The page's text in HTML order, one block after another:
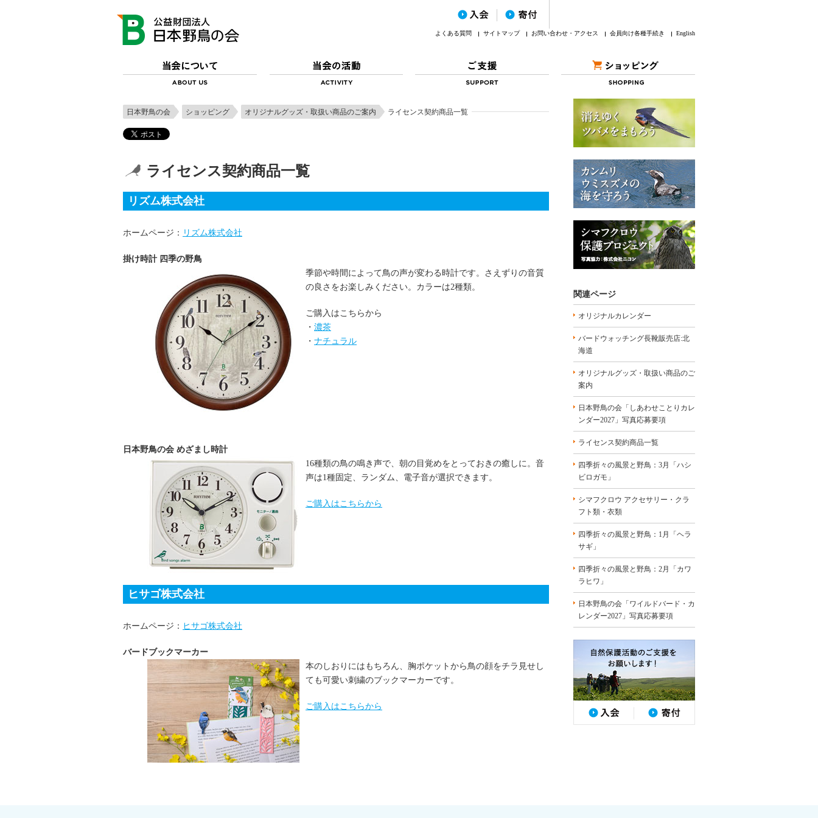
よくある質問 サイトマップ お問い合わせ・アクセス 会員向け各種手続き English
日本野鳥の会 ショッピング オリジナルグッズ・取扱い商品のご案内 ライセンス契約商品一覧
ライセンス契約商品一覧
リズム株式会社
ホームページ： リズム株式会社
掛け時計 四季の野鳥
季節や時間によって鳥の声が変わる時計です。さえずりの音質
の良さをお楽しみください。カラーは2種類。
ご購入はこちらから
・ 濃茶
・ ナチュラル
日本野鳥の会 めざまし時計
16種類の鳥の鳴き声で、朝の目覚めをとっておきの癒しに。音
声は1種固定、ランダム、電子音が選択できます。
ご購入はこちらから
ヒサゴ株式会社
ホームページ： ヒサゴ株式会社
バードブックマーカー
本のしおりにはもちろん、胸ポケットから鳥の顔をチラ見せし
ても可愛い刺繍のブックマーカーです。
ご購入はこちらから
関連ページ
オリジナルカレンダー
バードウォッチング長靴販売店:北
海道
オリジナルグッズ・取扱い商品のご
案内
日本野鳥の会「しあわせことりカレ
ンダー2027」写真応募要項
ライセンス契約商品一覧
四季折々の風景と野鳥：3月「ハシ
ビロガモ」
シマフクロウ アクセサリー・クラ
フト類・衣類
四季折々の風景と野鳥：1月「ヘラ
サギ」
四季折々の風景と野鳥：2月「カワ
ラヒワ」
日本野鳥の会「ワイルドバード・カ
レンダー2027」写真応募要項